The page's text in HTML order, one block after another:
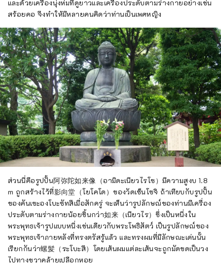
และด้วยเครื่องนุ่งห่มที่ดูยาวและเครื่องประดับตามร่างกายอย่างเช่น
สร้อยคอ จึงทำให้มีหลายคนคิดว่าท่านเป็นเพศหญิง
ส่วนนี่คือรูปปั้น阿弥陀如来像（อามิดะเนียวไรโซ）มีความสูงบ 1.8
m ถูกสร้างไว้ที่影向堂（โยโคโด）ของวัดเซ็นโซจิ ถ้าเทียบกับรูปปั้น
ของคันเซะองโบะซัทสึเมื่อสักครู่ จะเห็นว่ารูปลักษณ์ของท่านมีเครื่อง
ประดับตามร่างกายน้อยชิ้นกว่า如来（เนียวไร）ซึ่งเป็นหนึ่งใน
พระพุทธเจ้ารูปแบบหนึ่งเช่นเดียวกับพระโพธิสัตว์ เป็นรูปลักษณ์ของ
พระพุทธเจ้าภายหลังที่ทรงตรัสรู้แล้ว และทรงผมที่มีลักษณะเด่นนั้น
เรียกกันว่า螺髪（ระโบะสึ）โดยเส้นผมแต่ละเส้นจะถูกมัดขดเป็นวง
ไปทางขวาคล้ายเปลือกหอย